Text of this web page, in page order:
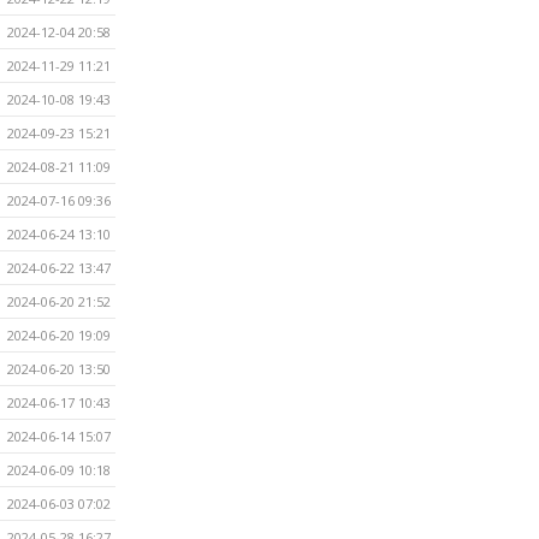
2024-12-04 20:58
2024-11-29 11:21
2024-10-08 19:43
2024-09-23 15:21
2024-08-21 11:09
2024-07-16 09:36
2024-06-24 13:10
2024-06-22 13:47
2024-06-20 21:52
2024-06-20 19:09
2024-06-20 13:50
2024-06-17 10:43
2024-06-14 15:07
2024-06-09 10:18
2024-06-03 07:02